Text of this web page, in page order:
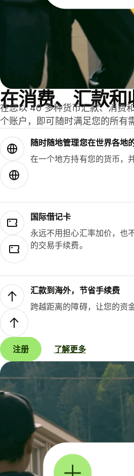
在消费、汇款和
在您以 40 多种货币汇款、消费
个账户，即可随时满足您的所有
随时随地管理您在世界各地
在一个地方持有您的货币，
国际借记卡
永远不用担心汇率加价，也
的交易手续费。
汇款到海外，节省手续费
跨越距离的障碍，让您的资
注册 了解更多